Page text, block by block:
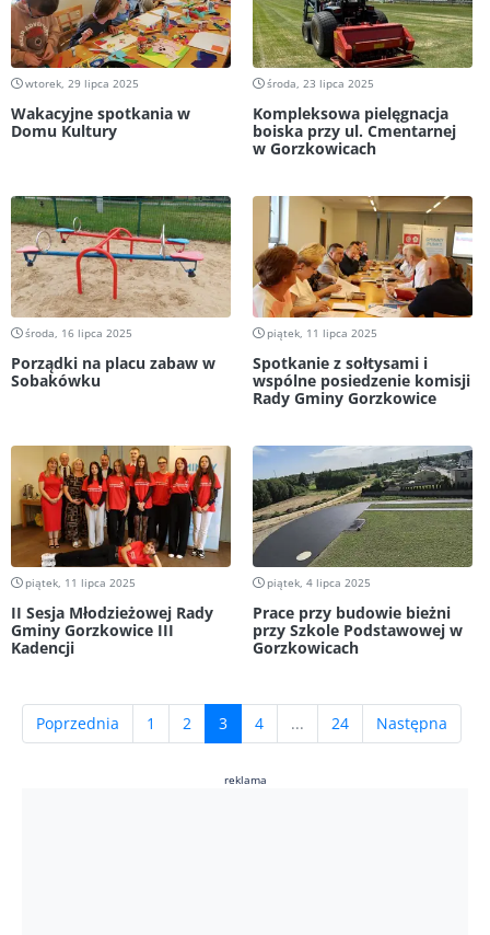
wtorek, 29 lipca 2025
Wakacyjne spotkania w
Domu Kultury
środa, 23 lipca 2025
Kompleksowa pielęgnacja
boiska przy ul. Cmentarnej
w Gorzkowicach
środa, 16 lipca 2025
Porządki na placu zabaw w
Sobakówku
piątek, 11 lipca 2025
Spotkanie z sołtysami i
wspólne posiedzenie komisji
Rady Gminy Gorzkowice
piątek, 11 lipca 2025
II Sesja Młodzieżowej Rady
Gminy Gorzkowice III
Kadencji
piątek, 4 lipca 2025
Prace przy budowie bieżni
przy Szkole Podstawowej w
Gorzkowicach
Poprzednia 1 2 3(current)
4 ... 24 Następna
reklama